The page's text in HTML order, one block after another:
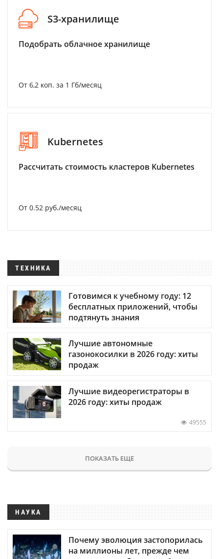
S3-хранилище
Подобрать облачное хранилище
От 6,2 коп. за 1 Гб/месяц
Kubernetes
Рассчитать стоимость кластеров Kubernetes
От 0.52 руб./месяц
ТЕХНИКА
Готовимся к учебному году: 12
бесплатных приложений, чтобы
подтянуть знания
Лучшие автономные
газонокосилки в 2026 году: хиты
продаж
Лучшие видеорегистраторы в
2026 году: хиты продаж
49555
ПОКАЗАТЬ ЕЩЕ
НАУКА
Почему эволюция застопорилась
на миллионы лет, прежде чем